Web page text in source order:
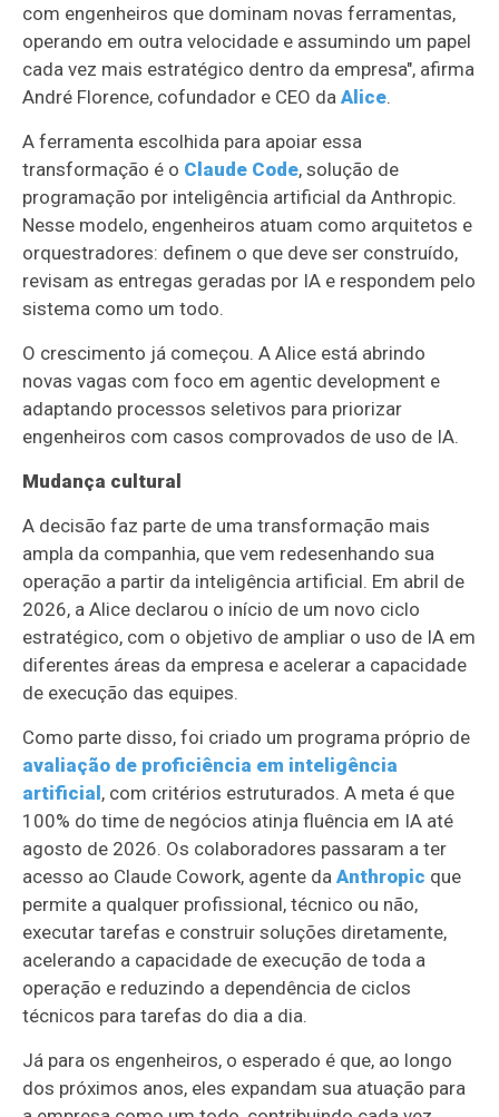
com engenheiros que dominam novas ferramentas,
operando em outra velocidade e assumindo um papel
cada vez mais estratégico dentro da empresa", afirma
André Florence, cofundador e CEO daAlice.
A ferramenta escolhida para apoiar essa
transformação é o Claude Code, solução de
programação por inteligência artificial da Anthropic.
Nesse modelo, engenheiros atuam como arquitetos e
orquestradores: definem o que deve ser construído,
revisam as entregas geradas por IA e respondem pelo
sistema como um todo.
O crescimento já começou. A Alice está abrindo
novas vagas com foco em agentic development e
adaptando processos seletivos para priorizar
engenheiros com casos comprovados de uso de IA.
Mudança cultural
A decisão faz parte de uma transformação mais
ampla da companhia, que vem redesenhando sua
operação a partir da inteligência artificial. Em abril de
2026, a Alice declarou o início de um novo ciclo
estratégico, com o objetivo de ampliar o uso de IA em
diferentes áreas da empresa e acelerar a capacidade
de execução das equipes.
Como parte disso, foi criado um programa próprio de
avaliação de proficiência em inteligência
artificial, com critérios estruturados. A meta é que
100% do time de negócios atinja fluência em IA até
agosto de 2026. Os colaboradores passaram a ter
acesso ao Claude Cowork, agente daAnthropic que
permite a qualquer profissional, técnico ou não,
executar tarefas e construir soluções diretamente,
acelerando a capacidade de execução de toda a
operação e reduzindo a dependência de ciclos
técnicos para tarefas do dia a dia.
Já para os engenheiros, o esperado é que, ao longo
dos próximos anos, eles expandam sua atuação para